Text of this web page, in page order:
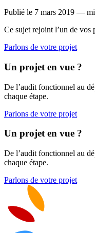
Publié le 7 mars 2019 —
Ce sujet rejoint l’un de vos
Parlons de votre projet
Un projet en vue ?
De l’audit fonctionnel au
chaque étape.
Parlons de votre projet
Un projet en vue ?
De l’audit fonctionnel au
chaque étape.
Parlons de votre projet